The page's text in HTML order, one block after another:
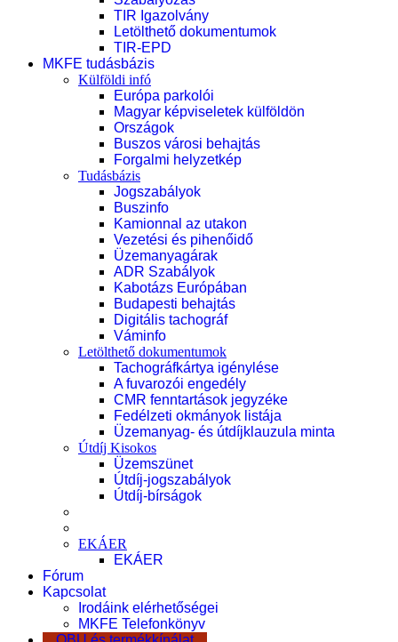
TIR Igazolvány
Letölthető dokumentumok
TIR-EPD
MKFE tudásbázis
Külföldi infó
Európa parkolói
Magyar képviseletek külföldön
Országok
Buszos városi behajtás
Forgalmi helyzetkép
Tudásbázis
Jogszabályok
Buszinfo
Kamionnal az utakon
Vezetési és pihenőidő
Üzemanyagárak
ADR Szabályok
Kabotázs Európában
Budapesti behajtás
Digitális tachográf
Váminfo
Letölthető dokumentumok
Tachográfkártya igénylése
A fuvarozói engedély
CMR fenntartások jegyzéke
Fedélzeti okmányok listája
Üzemanyag- és útdíjklauzula minta
Útdíj Kisokos
Üzemszünet
Útdíj-jogszabályok
Útdíj-bírságok
EKÁER
EKÁER
Fórum
Kapcsolat
Irodáink elérhetőségei
MKFE Telefonkönyv